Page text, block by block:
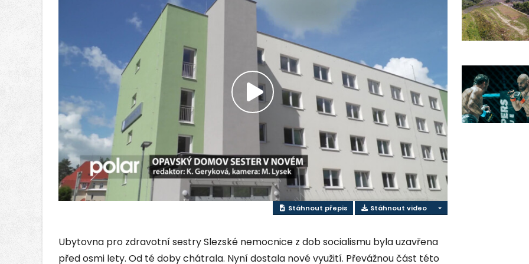
Přehrát
video
Stáhnout přepis Stáhnout video
Ubytovna pro zdravotní sestry Slezské nemocnice z dob socialismu byla uzavřena
před osmi lety. Od té doby chátrala. Nyní dostala nové využití. Převážnou část této